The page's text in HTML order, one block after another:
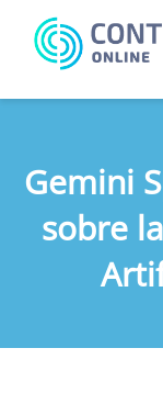
Busca
Gemini
sobre